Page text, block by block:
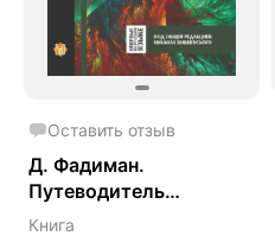
Оставить отзыв
Д. Фадиман.
Путеводитель
исследователя
Книга